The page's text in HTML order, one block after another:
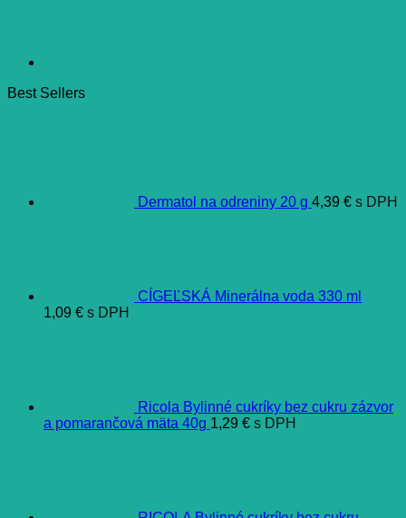
Best Sellers
Dermatol na odreniny 20 g 4,39 € s DPH
CÍGEĽSKÁ Minerálna voda 330 ml
1,09 € s DPH
Ricola Bylinné cukríky bez cukru zázvor
a pomarančová mäta 40g 1,29 € s DPH